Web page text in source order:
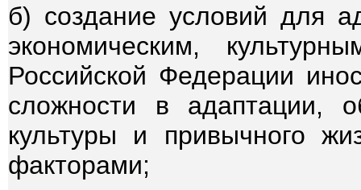
б) создание условий для
экономическим,
Российской Федерации
сложности в адаптации,
культуры и привычного
факторами;